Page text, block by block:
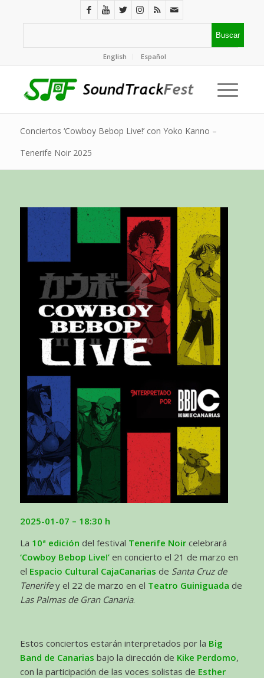
English Español
Conciertos ‘Cowboy Bebop Live!’ con Yoko Kanno –
Tenerife Noir 2025
2025-01-07 – 18:30 h
La 10ª edición del festival Tenerife Noircelebrará
‘Cowboy Bebop Live!’ en concierto el 21 de marzo en
el Espacio Cultural CajaCanarias de Santa Cruz de
Tenerifey el 22 de marzo en el Teatro Guiniguada de
Las Palmas de Gran Canaria.
Estos conciertos estarán interpretados por la Big
Band de Canarias bajo la dirección de Kike Perdomo,
con la participación de las voces solistas de Esther